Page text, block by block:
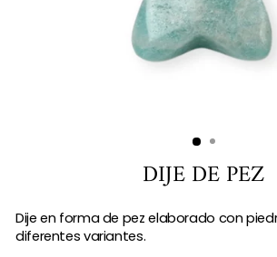
DIJE DE PEZ
Dije en forma de pez elaborado con
diferentes variantes.